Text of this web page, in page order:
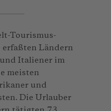
Tourismus-
Ländern
Italiener im
meisten
und
Die Urlauber